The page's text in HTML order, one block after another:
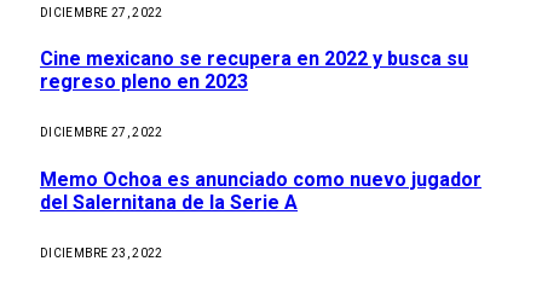
DICIEMBRE 27, 2022
Cine mexicano se recupera en 2022 y busca su
regreso pleno en 2023
DICIEMBRE 27, 2022
Memo Ochoa es anunciado como nuevo jugador
del Salernitana de la Serie A
DICIEMBRE 23, 2022